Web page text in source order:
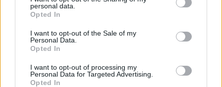
grant or deny consent to Google and its third-party tags to
use your data for below specified purposes in below Google
consent section.
personal data.
Opted In
I want to opt-out of the Sale of my
Personal Data.
Opted In
I want to opt-out of processing my
Personal Data for Targeted Advertising.
Opted In
non generi nuovi colli di bottiglia organizzativi. Il
AUTORE
Beatrice Bonaventura